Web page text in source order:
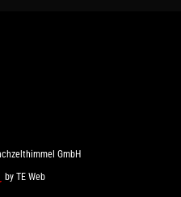
GmbH
by TE Web